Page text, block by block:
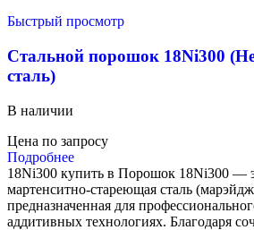
Быстрый просмотр
Стальной порошок 18Ni300
сталь)
В наличии
Цена по запросу
Подробнее
18Ni300 купить в Порошок 18Ni300 —
мартенситно-стареющая сталь
предназначенная для
аддитивных технологиях. Благодаря